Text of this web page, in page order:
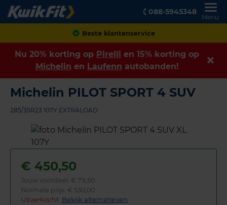
088-5945348
Menu
Achteraf betalen
Nu 20% korting op Pirelli en 15% korting op
Michelin en Laufenn autobanden!
Michelin PILOT SPORT 4 SUV
285/35R23 107Y EXTRALOAD
€ 450,50
Jouw voordeel: € 79,50
Normale prijs: € 530,00
Uitverkocht: Bekijk alternatieven